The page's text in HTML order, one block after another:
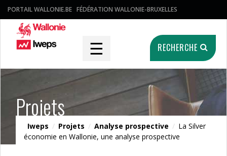
PORTAIL WALLONIE.BE FÉDÉRATION WALLONIE-BRUXELLES
☰ RECHERCHE
Projets
Iweps / Projets / Analyse prospective / La Silver
économie en Wallonie, une analyse prospective